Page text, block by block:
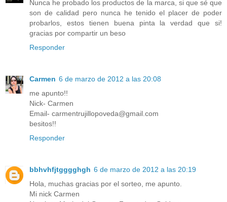
Nunca he probado los productos de la marca, si que sé que
son de calidad pero nunca he tenido el placer de poder
probarlos, estos tienen buena pinta la verdad que si!
gracias por compartir un beso
Responder
Carmen 6 de marzo de 2012 a las 20:08
me apunto!!
Nick- Carmen
Email- carmentrujillopoveda@gmail.com
besitos!!
Responder
bbhvhfjtgggghgh 6 de marzo de 2012 a las 20:19
Hola, muchas gracias por el sorteo, me apunto.
Mi nick Carmen